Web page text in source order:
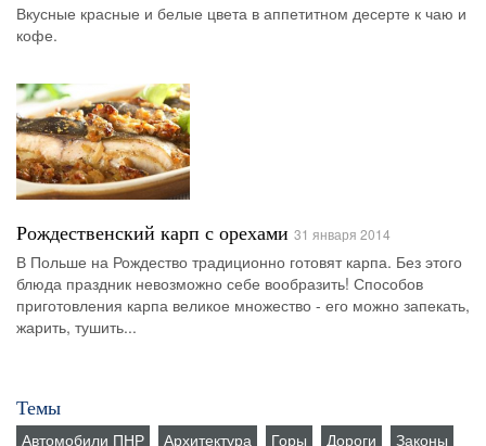
Вкусные красные и белые цвета в аппетитном десерте к чаю и
кофе.
Рождественский карп с орехами 31 января 2014
В Польше на Рождество традиционно готовят карпа. Без этого
блюда праздник невозможно себе вообразить! Способов
приготовления карпа великое множество - его можно запекать,
жарить, тушить...
Темы
Автомобили ПНР Архитектура Горы Дороги
Законы